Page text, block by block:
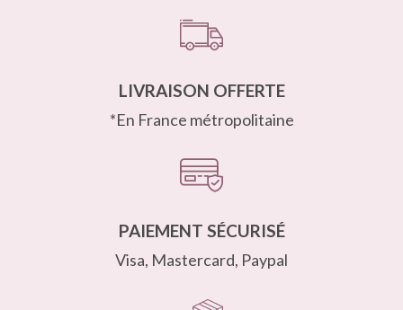
LIVRAISON OFFERTE
*En France métropolitaine
PAIEMENT SÉCURISÉ
Visa, Mastercard, Paypal